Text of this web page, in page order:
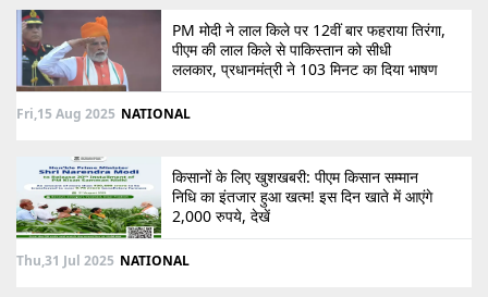
PM मोदी ने लाल किले पर 12वीं बार फहराया तिरंगा,
पीएम की लाल किले से पाकिस्तान को सीधी
ललकार, प्रधानमंत्री ने 103 मिनट का दिया भाषण
Fri,15 Aug 2025 NATIONAL
किसानों के लिए खुशखबरी: पीएम किसान सम्मान
निधि का इंतजार हुआ खत्म! इस दिन खाते में आएंगे
2,000 रुपये, देखें
Thu,31 Jul 2025 NATIONAL